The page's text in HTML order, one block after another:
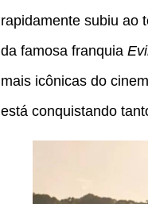
rapidamente subiu ao
da famosa franquia
mais icônicas do
está conquistando